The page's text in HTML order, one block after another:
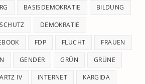
BASISDEMOKRATIE BILDUNG
DEMOKRATIE
FDP FLUCHT FRAUEN
GENDER GRÜN GRÜNE
IV INTERNET KARGIDA